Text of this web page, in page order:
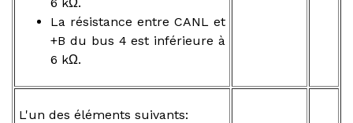
La résistance entre CANL et
+B du bus 4 est inférieure à
6 kΩ.
L'un des éléments suivants: